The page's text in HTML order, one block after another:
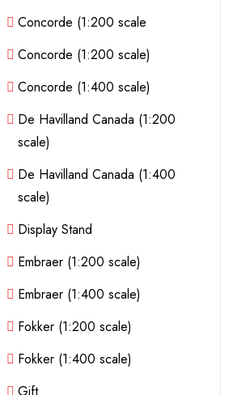
Concorde (1:200 scale
Concorde (1:200 scale)
Concorde (1:400 scale)
De Havilland Canada (1:200
scale)
De Havilland Canada (1:400
scale)
Display Stand
Embraer (1:200 scale)
Embraer (1:400 scale)
Fokker (1:200 scale)
Fokker (1:400 scale)